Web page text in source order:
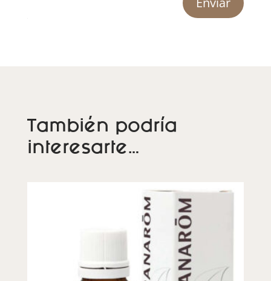
También podría
interesarte…